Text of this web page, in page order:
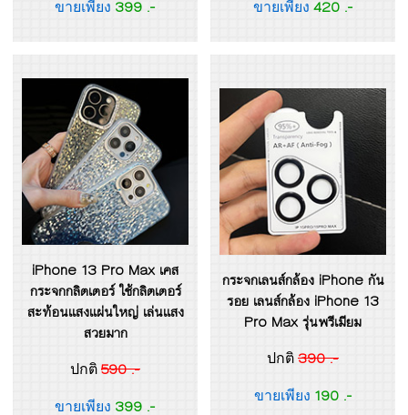
ขายเพียง 399 .- ขายเพียง 420 .-
iPhone 13 Pro Max เคส
กระจกกลิตเตอร์ ใช้กลิตเตอร์
สะท้อนแสงแผ่นใหญ่ เล่นแสง
สวยมาก
ปกติ 590 .-
ขายเพียง 399 .-
กระจกเลนส์กล้อง iPhone กัน
รอย เลนส์กล้อง iPhone 13
Pro Max รุ่นพรีเมียม
ปกติ 390 .-
ขายเพียง 190 .-